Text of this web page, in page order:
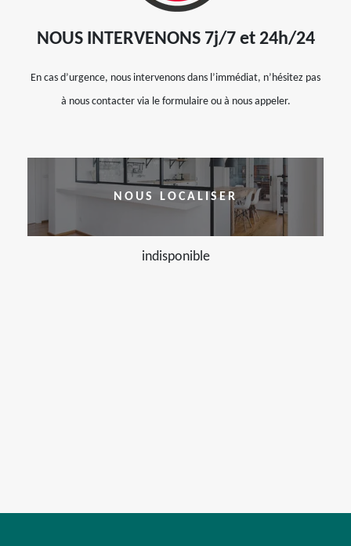
NOUS INTERVENONS 7j/7 et 24h/24
En cas d’urgence, nous intervenons dans l’immédiat, n’hésitez pas
à nous contacter via le formulaire ou à nous appeler.
NOUS LOCALISER
indisponible